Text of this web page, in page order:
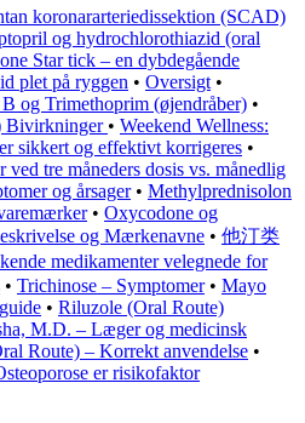
koronararteriedissektion (SCAD)
og hydrochlorothiazid (oral
Star tick – en dybdegående
plet på ryggen • Oversigt •
og Trimethoprim (øjendråber) •
Bivirkninger • Weekend Wellness:
sikkert og effektivt korrigeres •
tre måneders dosis vs. månedlig
og årsager• Methylprednisolon
• Oxycodone og
og Mærkenavne • 他汀类
medikamenter velegnede for
• Trichinose – Symptomer• Mayo
• Riluzole (Oral Route)
M.D. – Læger og medicinsk
Route) – Korrekt anvendelse •
er risikofaktor